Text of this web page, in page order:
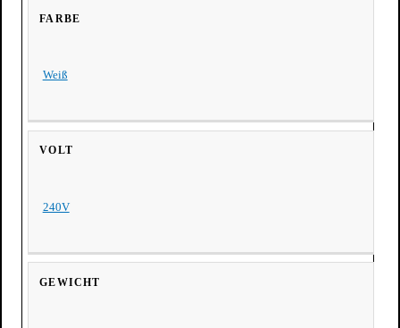
FARBE
Weiß
VOLT
240V
GEWICHT